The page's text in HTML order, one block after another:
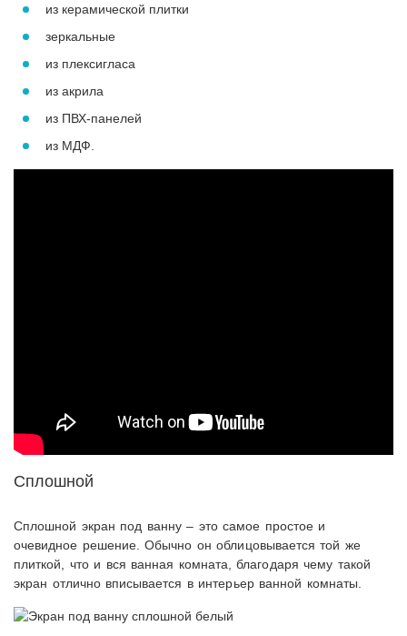
из керамической плитки
зеркальные
из плексигласа
из акрила
из ПВХ-панелей
из МДФ.
Сплошной
Сплошной экран под ванну – это самое простое и
очевидное решение. Обычно он облицовывается той же
плиткой, что и вся ванная комната, благодаря чему такой
экран отлично вписывается в интерьер ванной комнаты.